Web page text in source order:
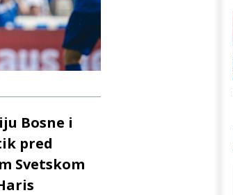
Bosne i
pred
Svetskom